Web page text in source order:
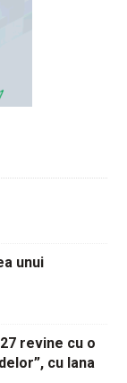
unui
revine cu o
cu Iana